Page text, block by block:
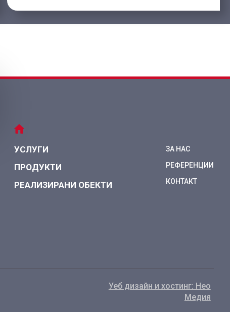
УСЛУГИ
ПРОДУКТИ
РЕАЛИЗИРАНИ ОБЕКТИ
ЗА НАС
РЕФЕРЕНЦИИ
КОНТАКТ
Уеб дизайн и хостинг: Нео
Медия